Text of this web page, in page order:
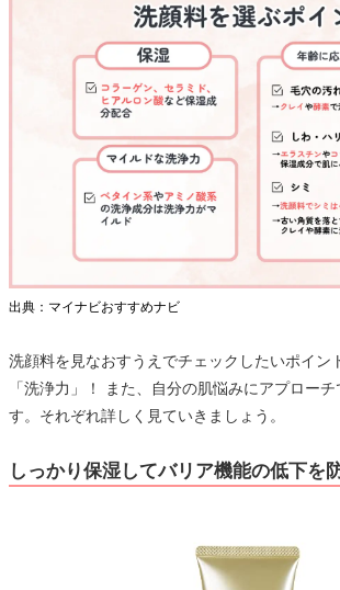
出典：マイナビおすすめナビ
洗顔料を見なおすうえでチェックしたいポイン
「洗浄力」！ また、自分の肌悩みにアプロー
す。それぞれ詳しく見ていきましょう。
しっかり保湿してバリア機能の低下を